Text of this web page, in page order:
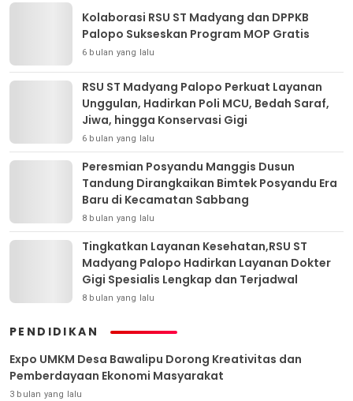
Kolaborasi RSU ST Madyang dan DPPKB
Palopo Sukseskan Program MOP Gratis
6 bulan yang lalu
RSU ST Madyang Palopo Perkuat Layanan
Unggulan, Hadirkan Poli MCU, Bedah Saraf,
Jiwa, hingga Konservasi Gigi
6 bulan yang lalu
Peresmian Posyandu Manggis Dusun
Tandung Dirangkaikan Bimtek Posyandu Era
Baru di Kecamatan Sabbang
8 bulan yang lalu
Tingkatkan Layanan Kesehatan,RSU ST
Madyang Palopo Hadirkan Layanan Dokter
Gigi Spesialis Lengkap dan Terjadwal
8 bulan yang lalu
PENDIDIKAN
Expo UMKM Desa Bawalipu Dorong Kreativitas dan
Pemberdayaan Ekonomi Masyarakat
3 bulan yang lalu